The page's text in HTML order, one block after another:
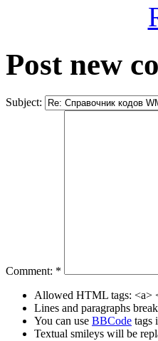
Post new
Subject:
Comment: *
Allowed HTML tags: <a>
Lines and paragraphs
You can use BBCode tags
Textual smileys will be